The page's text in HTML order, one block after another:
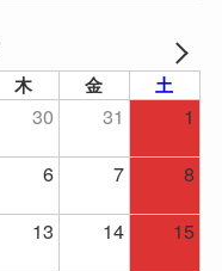
木 金 土
30 31
1
6 7 8
13 14
15